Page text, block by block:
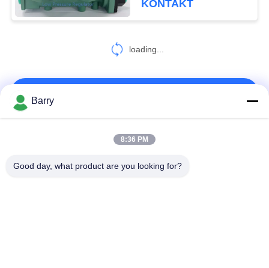
KONTAKT
loading...
Beliebte Kategorien
Barry
8:36 PM
Good day, what product are you looking for?